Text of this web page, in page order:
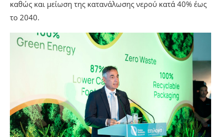
καθώς και μείωση της κατανάλωσης νερού κατά 40% έως
το 2040.